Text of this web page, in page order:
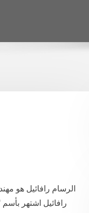
الرسام رافائيل هو